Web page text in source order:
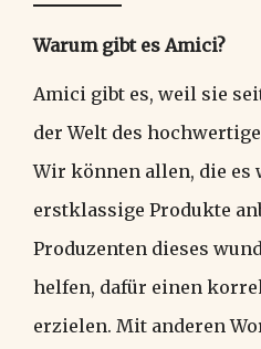
Warum gibt es Amici?
Amici gibt es, weil sie
der Welt des
Wir können allen, die es
erstklassige Produkte
Produzenten dieses
helfen, dafür einen
erzielen. Mit anderen